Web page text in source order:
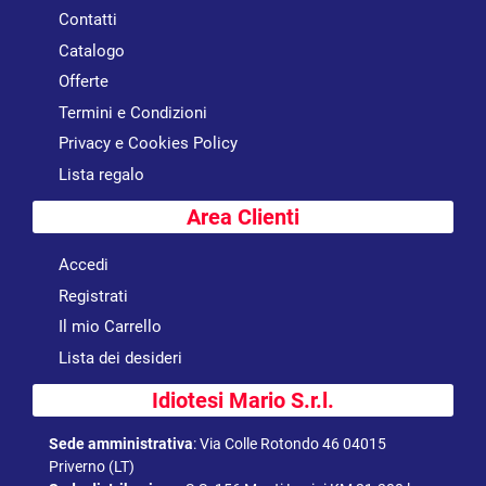
Contatti
Catalogo
Offerte
Termini e Condizioni
Privacy e Cookies Policy
Lista regalo
Area Clienti
Accedi
Registrati
Il mio Carrello
Lista dei desideri
Idiotesi Mario S.r.l.
Sede amministrativa:Via Colle Rotondo 46 04015
Priverno (LT)